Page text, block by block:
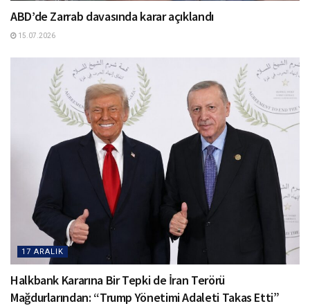
ABD’de Zarrab davasında karar açıklandı
15.07.2026
17 ARALIK
Halkbank Kararına Bir Tepki de İran Terörü
Mağdurlarından: “Trump Yönetimi Adaleti Takas Etti”